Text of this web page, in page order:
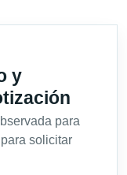
y
para
solicitar